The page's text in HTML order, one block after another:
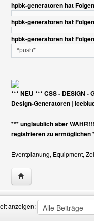
hpbk-generatoren hat
hpbk-generatoren hat
hpbk-generatoren hat
*push*
*** NEU *** CSS - DESIGN -
Design-Generatoren |
*** unglaublich aber
registrieren zu ermöglichen
Eventplanung, Equipment,
Website dieses
anzeigen: